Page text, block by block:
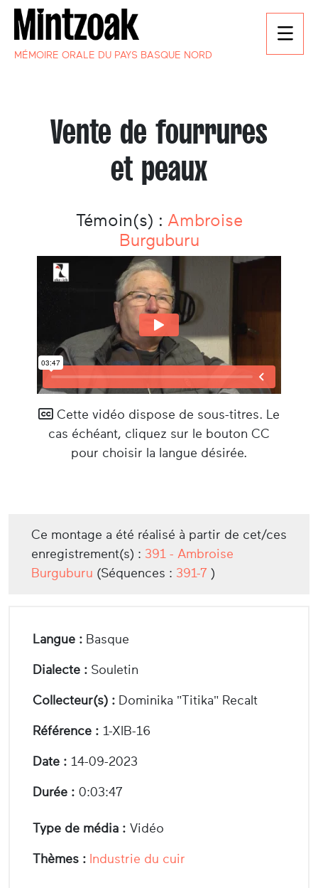
MÉMOIRE ORALE DU PAYS BASQUE NORD
Vente de fourrures
et peaux
Témoin(s) : Ambroise
Burguburu
Cette vidéo dispose de sous-titres. Le
cas échéant, cliquez sur le bouton CC
pour choisir la langue désirée.
Ce montage a été réalisé à partir de cet/ces
enregistrement(s) : 391 - Ambroise
Burguburu (Séquences : 391-7 )
Langue : Basque
Dialecte : Souletin
Collecteur(s) : Dominika "Titika" Recalt
Référence : 1-XIB-16
Date : 14-09-2023
Durée : 0:03:47
Type de média : Vidéo
Thèmes : Industrie du cuir